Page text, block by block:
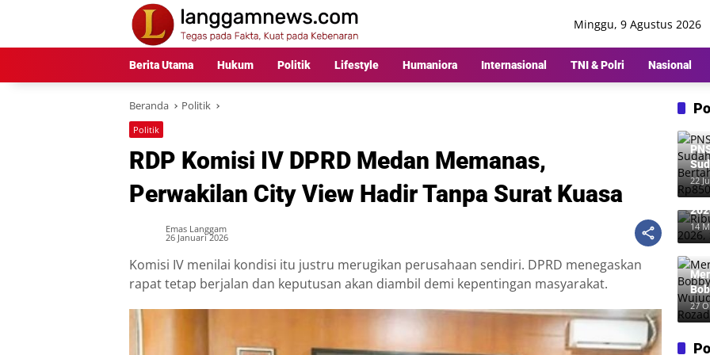
Minggu, 9 Agustus 2026
Berita Utama Hukum Politik Lifestyle Humaniora Internasional TNI & Polri Nasional
Beranda Politik
Politik
RDP Komisi IV DPRD Medan Memanas,
Perwakilan City View Hadir Tanpa Surat Kuasa
Emas Langgam
26 Januari 2026
Komisi IV menilai kondisi itu justru merugikan perusahaan sendiri. DPRD menegaskan
rapat tetap berjalan dan keputusan akan diambil demi kepentingan masyarakat.
22
14
27